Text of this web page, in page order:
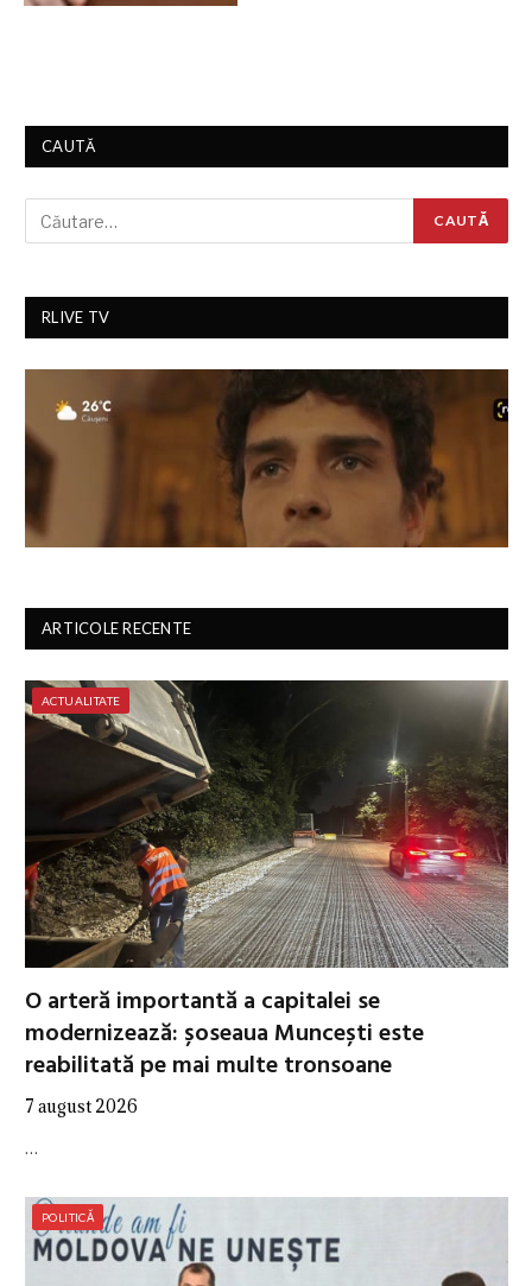
CAUTĂ
RLIVE TV
ARTICOLE RECENTE
ACTUALITATE
O arteră importantă a capitalei se
modernizează: șoseaua Muncești este
reabilitată pe mai multe tronsoane
7 august 2026
…
POLITICĂ